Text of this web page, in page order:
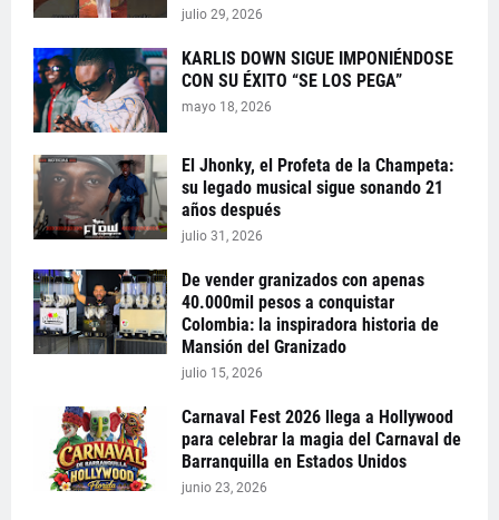
julio 29, 2026
KARLIS DOWN SIGUE IMPONIÉNDOSE
CON SU ÉXITO “SE LOS PEGA”
mayo 18, 2026
El Jhonky, el Profeta de la Champeta:
su legado musical sigue sonando 21
años después
julio 31, 2026
De vender granizados con apenas
40.000mil pesos a conquistar
Colombia: la inspiradora historia de
Mansión del Granizado
julio 15, 2026
Carnaval Fest 2026 llega a Hollywood
para celebrar la magia del Carnaval de
Barranquilla en Estados Unidos
junio 23, 2026